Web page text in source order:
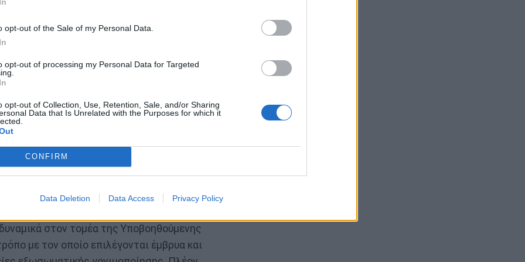
opt-out of the Sale of my Personal Data.
opt-out of processing my Personal Data for Targeted
opt-out of Collection, Use, Retention, Sale, and/or Sharing
Data that Is Unrelated with the Purposes for which it
CONFIRM
Data Deletion Data Access Privacy Policy
και ακόμη σε πειραματικό στάδιο, η τεχνική
κινδύνους για το έμβρυο.
κύκλο
του εμβρύου χωρίς ορμονική προετοιμασία (σε
επιτυχίας, με μειωμένη φαρμακευτική
επιλογή εμβρύων και
στον τομέα της Υποβοηθούμενης
με τον οποίο επιλέγονται έμβρυα και